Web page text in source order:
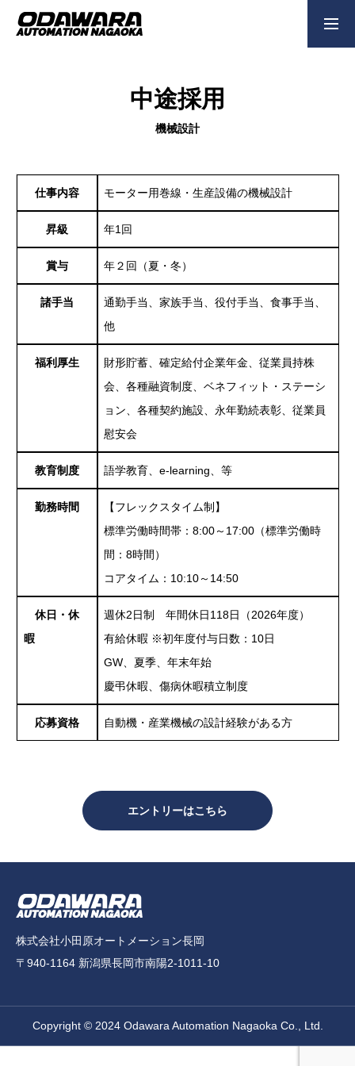
事業内容
経営理念
メッセージ
働く環境
先輩社員
お知らせ
株式会社小田原エンジニアリング
中途採用
機械設計
仕事内容 モーター用巻線・生産設備の機械設計
昇級 年1回
賞与 年２回（夏・冬）
諸手当
通勤手当、家族手当、役付手当、食事手当、
他
福利厚生
財形貯蓄、確定給付企業年金、従業員持株
会、各種融資制度、ベネフィット・ステーシ
ョン、各種契約施設、永年勤続表彰、従業員
慰安会
教育制度 語学教育、e-learning、等
勤務時間
【フレックスタイム制】
標準労働時間帯：8:00～17:00（標準労働時
間：8時間）
コアタイム：10:10～14:50
休日・休
暇
週休2日制 年間休日118日（2026年度）
有給休暇 ※初年度付与日数：10日
GW、夏季、年末年始
慶弔休暇、傷病休暇積立制度
応募資格 自動機・産業機械の設計経験がある方
エントリーはこちら
株式会社小田原オートメーション長岡
〒940-1164 新潟県長岡市南陽2-1011-10
Copyright © 2024 Odawara Automation Nagaoka Co., Ltd.